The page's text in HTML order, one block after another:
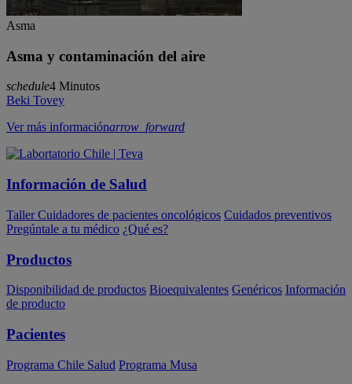
Asma
Asma y contaminación del aire
schedule4 Minutos
Beki Tovey
Ver más informaciónarrow_forward
Información de Salud
Taller Cuidadores de pacientes oncológicos Cuidados preventivos
Pregúntale a tu médico ¿Qué es?
Productos
Disponibilidad de productos Bioequivalentes Genéricos Información
de producto
Pacientes
Programa Chile Salud Programa Musa